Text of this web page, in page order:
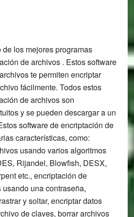
de los mejores programas
de archivos . Estos software
te permiten encriptar
fácilmente. Todos estos
de archivos son
y se pueden descargar a un
software de encriptación de
características, como:
usando varios algoritmos
Rijandel, Blowfish, DESX,
etc., encriptación de
una contraseña,
y soltar, encriptar datos
de claves, borrar archivos